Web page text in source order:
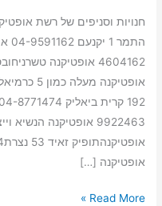
חנויות וסניפים של רשת
אופטיקנה […]
Read More »